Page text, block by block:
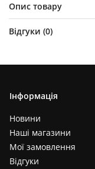
Опис товару
Відгуки (0)
Інформація
Новини
Наші магазини
Мої замовлення
Відгуки